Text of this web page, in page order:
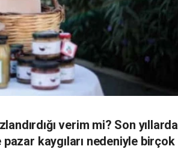
verim mi? Son yıllarda
pazar kaygıları nedeniyle birçok